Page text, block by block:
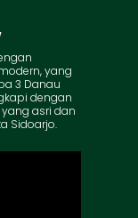
yang
3 Danau
dengan
asri dan
Sidoarjo.